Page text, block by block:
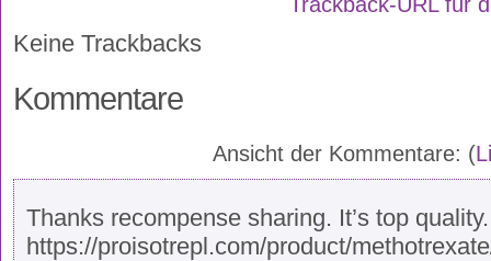
Keine Trackbacks
Kommentare
Ansicht der Kommentare: (
Thanks recompense sharing. It’s top quality.
https://proisotrepl.com/product/